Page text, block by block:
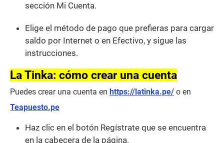
sección Mi Cuenta.
Elige el método de pago que prefieras para cargar
saldo por Internet o en Efectivo, y sigue las
instrucciones.
La Tinka: cómo crear una cuenta
Puedes crear una cuenta en https://latinka.pe/ o en
Teapuesto.pe
Haz clic en el botón Regístrate que se encuentra
en la cabecera de la página.